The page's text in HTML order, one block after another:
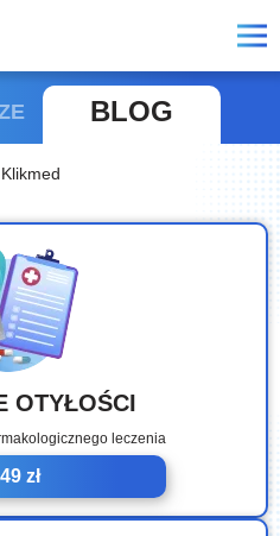
BLOG
OTYŁOŚCI
leczenia
zł